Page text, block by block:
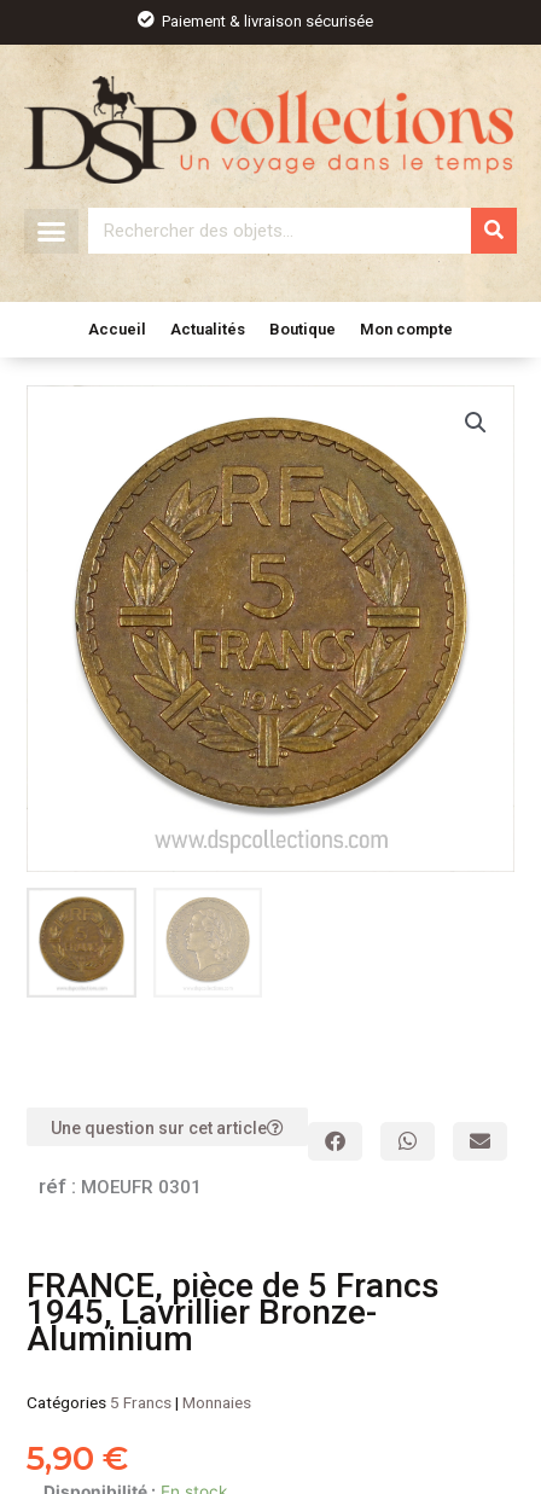
contenu
Paiement & livraison sécurisée
Rechercher
Accueil Actualités Boutique Mon compte
Une question sur cet article
réf : MOEUFR 0301
FRANCE, pièce de 5 Francs
1945, Lavrillier Bronze-
Aluminium
Catégories 5 Francs|Monnaies
5,90€